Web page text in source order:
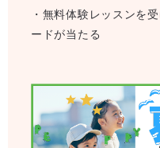
・無料体験レッスンを
ードが当たる